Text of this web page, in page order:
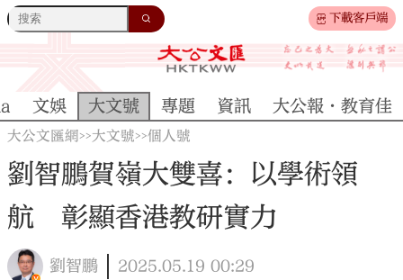
下載客戶端
文娛 大文號 專題 資訊 大公報·教育佳
大公文匯網>>大文號>>個人號
劉智鵬賀嶺大雙喜：以學術領
航 彰顯香港教研實力
劉智鵬 2025.05.19 00:29